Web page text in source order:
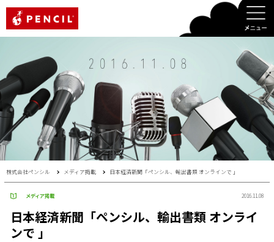
株式会社ペンシル メディア掲載 日本経済新聞「ペンシル、輸出書類 オンラインで 」
メディア掲載 2016.11.08
日本経済新聞「ペンシル、輸出書類 オンライ
ンで 」